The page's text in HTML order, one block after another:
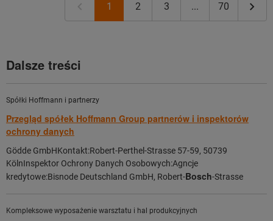
1 2 3 ... 70
Dalsze treści
Spółki Hoffmann i partnerzy
Przegląd spółek Hoffmann Group partnerów i inspektorów
ochrony danych
Gödde GmbHKontakt:Robert-Perthel-Strasse 57-59, 50739
KölnInspektor Ochrony Danych Osobowych:Agncje
kredytowe:Bisnode Deutschland GmbH, Robert-Bosch-Strasse
Kompleksowe wyposażenie warsztatu i hal produkcyjnych